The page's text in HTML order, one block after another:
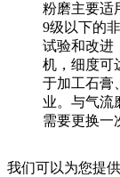
粉磨主要适
9级以下的
试验和改进
机，细度可
于加工石膏
业。与气流
需要更换一
我们可以为您提